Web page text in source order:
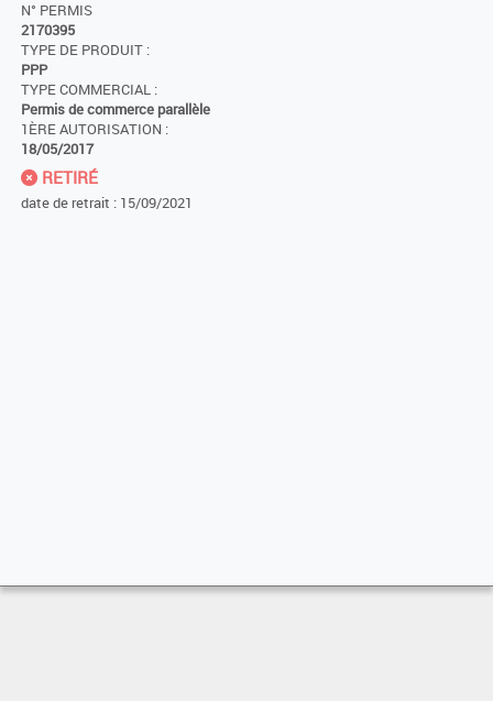
N° PERMIS
2170395
TYPE DE PRODUIT :
PPP
TYPE COMMERCIAL :
Permis de commerce parallèle
1ÈRE AUTORISATION :
18/05/2017
RETIRÉ
date de retrait : 15/09/2021